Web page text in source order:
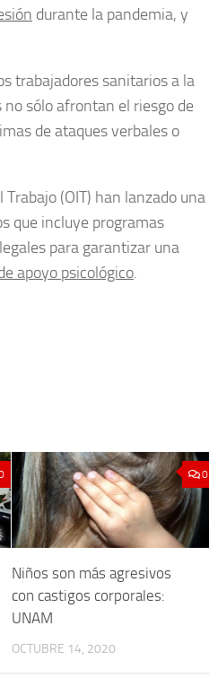
durante la pandemia, y
trabajadores sanitarios a la
no sólo afrontan el riesgo de
de ataques verbales o
(OIT) han lanzado una
que incluye programas
para garantizar una
apoyo psicológico.
0
Niños son más agresivos
con castigos corporales:
UNAM
OCTUBRE 14, 2020